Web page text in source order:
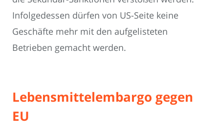
Infolgedessen dürfen von US-Seite keine
Geschäfte mehr mit den aufgelisteten
Betrieben gemacht werden.
Lebensmittelembargo gegen
EU